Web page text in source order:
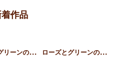
作品
ロ
ーズとグリーンのギフトア… ロ
ーズとグリーンのスタンデ…